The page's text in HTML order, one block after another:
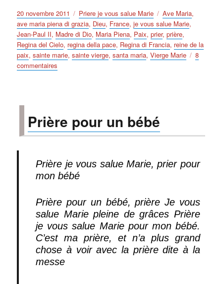
Publié
le
20 novembre 2011 Catégories
Priere je vous salue Marie Étiquettes
Ave Maria,
ave maria piena di grazia, Dieu, France,je vous salue Marie,
Jean-Paul II, Madre di Dio, Maria Piena, Paix,prier,prière,
Regina del Cielo, regina della pace, Regina di Francia, reine de la
paix,sainte marie,sainte vierge,santa maria,Vierge Marie
8
commentaires
en
italien
français
Prière pour un bébé
Prière je vous salue Marie, prier pour
mon bébé
Prière pour un bébé, prière Je vous
salue Marie pleine de grâces Prière
je vous salue Marie pour mon bébé.
C’est ma prière, et n’a plus grand
chose à voir avec la prière dite à la
messe